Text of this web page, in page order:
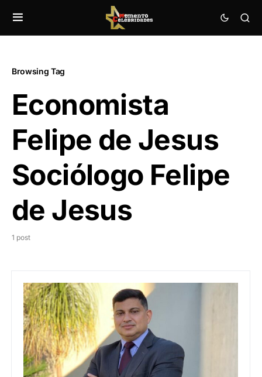
Browsing Tag
Economista
Felipe de Jesus
Sociólogo Felipe
de Jesus
1 post